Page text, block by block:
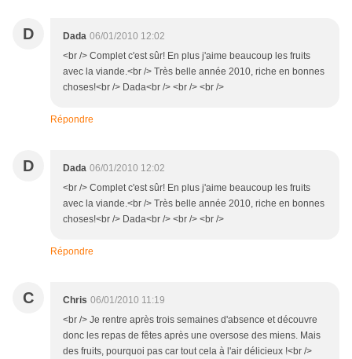
D Dada 06/01/2010 12:02
<br /> Complet c'est sûr! En plus j'aime beaucoup les fruits
avec la viande.<br /> Très belle année 2010, riche en bonnes
choses!<br /> Dada<br /> <br /> <br />
Répondre
D Dada 06/01/2010 12:02
<br /> Complet c'est sûr! En plus j'aime beaucoup les fruits
avec la viande.<br /> Très belle année 2010, riche en bonnes
choses!<br /> Dada<br /> <br /> <br />
Répondre
C Chris 06/01/2010 11:19
<br /> Je rentre après trois semaines d'absence et découvre
donc les repas de fêtes après une oversose des miens. Mais
des fruits, pourquoi pas car tout cela à l'air délicieux !<br />